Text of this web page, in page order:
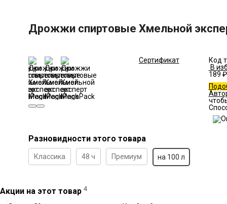
Дрожжи спиртовые Хмельной
Сертификат
Код
В
189 ₽
Разновидности этого товара
Классика 48 ч Премиум на 100 л
Акции на этот товар 4